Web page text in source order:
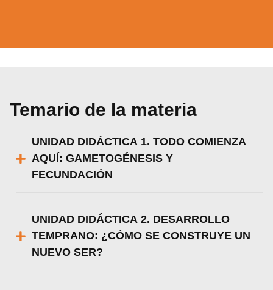
Temario de la materia
UNIDAD DIDÁCTICA 1. TODO COMIENZA
AQUÍ: GAMETOGÉNESIS Y
FECUNDACIÓN
UNIDAD DIDÁCTICA 2. DESARROLLO
TEMPRANO: ¿CÓMO SE CONSTRUYE UN
NUEVO SER?
Configurar